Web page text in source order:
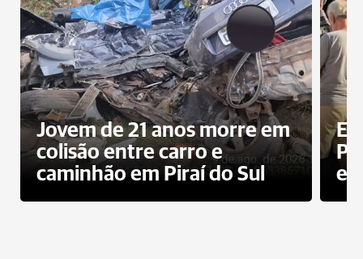
Jovem de 21 anos morre em
colisão entre carro e
caminhão em Piraí do Sul